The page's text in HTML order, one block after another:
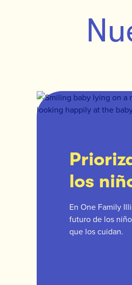
los
En One Family
futuro de los
que los cuidan.